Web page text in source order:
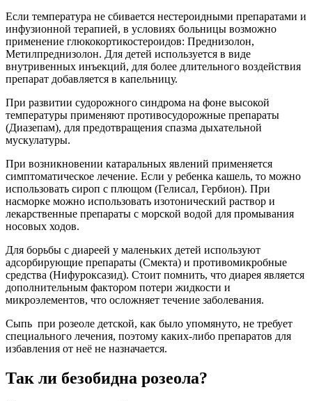
Если температура не сбивается нестероидными препаратами и
инфузионной терапией, в условиях больницы возможно
применение глюкокортикостероидов: Преднизолон,
Метилпреднизолон. Для детей используется в виде
внутривенных инъекций, для более длительного воздействия
препарат добавляется в капельницу.
При развитии судорожного синдрома на фоне высокой
температуры применяют противосудорожные препараты
(Диазепам), для предотвращения спазма дыхательной
мускулатуры.
При возникновении катаральных явлений применяется
симптоматическое лечение. Если у ребенка кашель, то можно
использовать сироп с плющом (Гелисал, Гербион). При
насморке можно использовать изотонический раствор и
лекарственные препараты с морской водой для промывания
носовых ходов.
Для борьбы с диареей у маленьких детей используют
адсорбирующие препараты (Смекта) и противомикробные
средства (Нифуроксазид). Стоит помнить, что диарея является
дополнительным фактором потери жидкости и
микроэлементов, что осложняет течение заболевания.
Сыпь при розеоле детской, как было упомянуто, не требует
специального лечения, поэтому каких-либо препаратов для
избавления от неё не назначается.
Так ли безобидна розеола?